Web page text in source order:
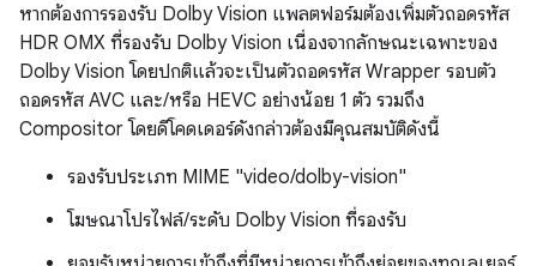
หากต้องการรองรับ Dolby Vision แพลตฟอร์มต้องเพิ่มตัวถอดรหัส
HDR OMX ที่รองรับ Dolby Vision เนื่องจากลักษณะเฉพาะของ
Dolby Vision โดยปกติแล้วจะเป็นตัวถอดรหัส Wrapper รอบตัว
ถอดรหัส AVC และ/หรือ HEVC อย่างน้อย 1 ตัว รวมถึง
Compositor โดยดีโคดเดอร์ดังกล่าวต้องมีคุณสมบัติดังนี้
รองรับประเภท MIME "video/dolby-vision"
โฆษณาโปรไฟล์/ระดับ Dolby Vision ที่รองรับ